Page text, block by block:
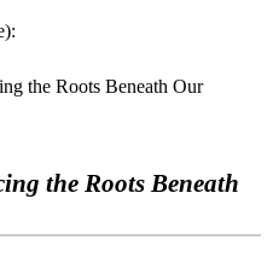
the Roots Beneath Our
the Roots Beneath